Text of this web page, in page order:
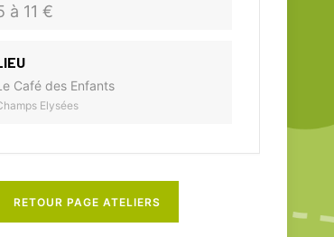
à 11 €
Café des Enfants
Elysées
RETOUR PAGE ATELIERS